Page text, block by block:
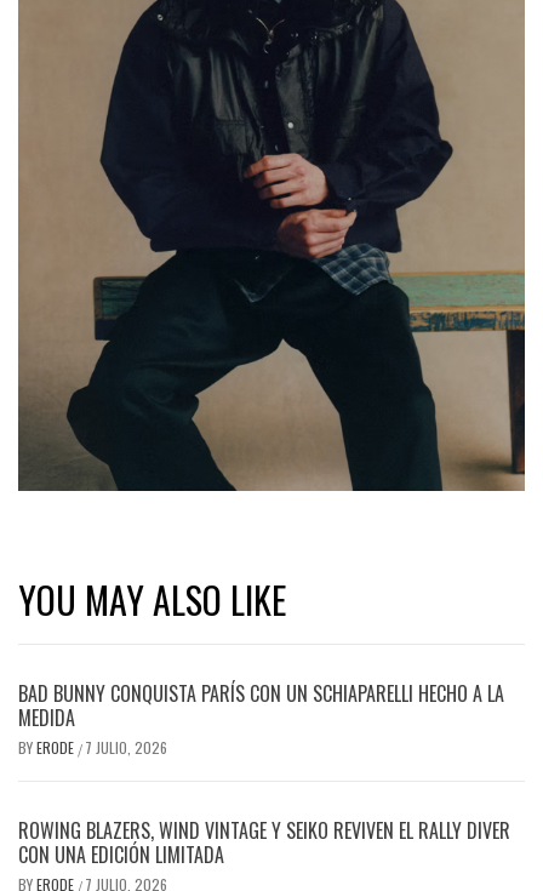
YOU MAY ALSO LIKE
BAD BUNNY CONQUISTA PARÍS CON UN SCHIAPARELLI HECHO A LA
MEDIDA
BYERODE / 7 JULIO, 2026
ROWING BLAZERS, WIND VINTAGE Y SEIKO REVIVEN EL RALLY DIVER
CON UNA EDICIÓN LIMITADA
BYERODE / 7 JULIO, 2026